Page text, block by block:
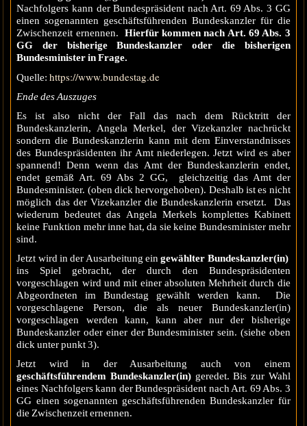
Nachfolgers kann der Bundespräsident nach Art. 69 Abs. 3 GG
einen sogenannten geschäftsführenden Bundeskanzler für die
Zwischenzeit ernennen. Hierfür kommen nach Art. 69 Abs. 3
GG der bisherige Bundeskanzler oder die bisherigen
Bundesminister in Frage.
Quelle: https://www.bundestag.de
Ende des Auszuges
Es ist also nicht der Fall das nach dem Rücktritt der
Bundeskanzlerin, Angela Merkel, der Vizekanzler nachrückt
sondern die Bundeskanzlerin kann mit dem Einverstandnisses
des Bundespräsidenten ihr Amt niederlegen. Jetzt wird es aber
spannend! Denn wenn das Amt der Bundeskanzlerin endet,
endet gemäß Art. 69 Abs 2 GG, gleichzeitig das Amt der
Bundesminister. (oben dick hervorgehoben). Deshalb ist es nicht
möglich das der Vizekanzler die Bundeskanzlerin ersetzt. Das
wiederum bedeutet das Angela Merkels komplettes Kabinett
keine Funktion mehr inne hat, da sie keine Bundesminister mehr
sind.
Jetzt wird in der Ausarbeitung eingewählter Bundeskanzler(in)
ins Spiel gebracht, der durch den Bundespräsidenten
vorgeschlagen wird und mit einer absoluten Mehrheit durch die
Abgeordneten im Bundestag gewählt werden kann. Die
vorgeschlagene Person, die als neuer Bundeskanzler(in)
vorgeschlagen werden kann, kann aber nur der bisherige
Bundeskanzler oder einer der Bundesminister sein. (siehe oben
dick unter punkt 3).
Jetzt wird in der Ausarbeitung auch von einem
geschäftsführendem Bundeskanzler(in) geredet. Bis zur Wahl
eines Nachfolgers kann der Bundespräsident nach Art. 69 Abs. 3
GG einen sogenannten geschäftsführenden Bundeskanzler für
die Zwischenzeit ernennen.